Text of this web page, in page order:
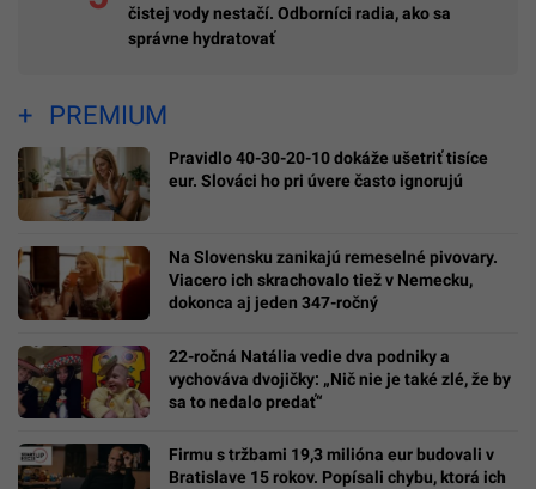
čistej vody nestačí. Odborníci radia, ako sa
správne hydratovať
PREMIUM
Pravidlo 40-30-20-10 dokáže ušetriť tisíce
eur. Slováci ho pri úvere často ignorujú
Na Slovensku zanikajú remeselné pivovary.
Viacero ich skrachovalo tiež v Nemecku,
dokonca aj jeden 347-ročný
22-ročná Natália vedie dva podniky a
vychováva dvojičky: „Nič nie je také zlé, že by
sa to nedalo predať“
Firmu s tržbami 19,3 milióna eur budovali v
Bratislave 15 rokov. Popísali chybu, ktorá ich